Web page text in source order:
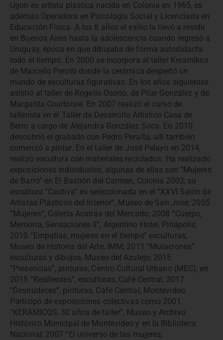
Ugon es artista plástica nacida en Colonia en 1965, es
además Operadora en Psicología Social y Licenciada en
Educación Física. A los 8 años el exilio la llevó a residir
en Buenos Aires hasta la adolescencia cuando regresó a
Uruguay, época en que dibujaba de forma autodidacta
todo el tiempo. En 2000 se incorpora al taller Keramikos
de Marcello Perotti donde la cerámica despertó un
mundo de esculturas figurativas. En los años siguientes
asistió al taller de Rogelio Osorio, de Pilar González y de
Margarita Courtoisie. En 2007 realizó el curso de
tallerista en el Taller de Desarrollo Artístico Casa de
Berro a cargo de Alejandra González Soca. En 2010
descubrió el grabado con Pedro Peralta, allí también
comenzó a pintar. En el taller de José Pelayo en 2014,
realizó escultura con materiales reciclados. Ha realizado
exposiciones individuales, algunas de ellas son “Mujeres
de Barro” en El Bastión del Carmen, Colonia 2002; su
escultura “Cautiva” es seleccionada en el “XXVI Salón de
Artistas Plásticos del Interior”, Museo de San José; 2005
“Mujeres”, Galería Acatrás del Mercado; 2008 “Cuerpo,
Memoria, Sensaciones II”, Argentino Hotel, Piriápolis;
2010 “Empatías, mujeres en el tiempo” esculturas,
Museo de Historia del Arte, IMM; 2011 “Mutaciones”
esculturas y dibujos, Museo del Azulejo; 2015
“Presencias”, pinturas, Centro Cultural Urbano (MEC); en
2015 “Resilientes”, esculturas, Café Central; 2017
“Desnudeces”, pinturas, Café Central, Montevideo.
Participó de exposiciones colectivas como 2001
“KERÁMICOS, 30 años de taller”, Museo y Archivo
Histórico Municipal de Montevideo y en la Biblioteca
Nacional; 2007 “El universo de las mujeres,